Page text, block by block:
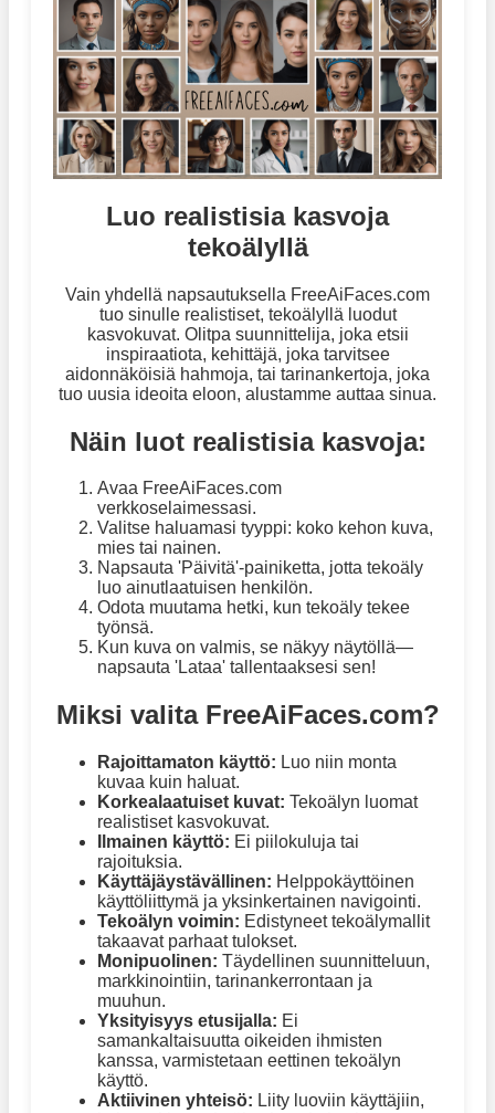
Luo realistisia kasvoja
tekoälyllä
Vain yhdellä napsautuksella FreeAiFaces.com
tuo sinulle realistiset, tekoälyllä luodut
kasvokuvat. Olitpa suunnittelija, joka etsii
inspiraatiota, kehittäjä, joka tarvitsee
aidonnäköisiä hahmoja, tai tarinankertoja, joka
tuo uusia ideoita eloon, alustamme auttaa sinua.
Näin luot realistisia kasvoja:
Avaa FreeAiFaces.com
verkkoselaimessasi.
Valitse haluamasi tyyppi: koko kehon kuva,
mies tai nainen.
Napsauta 'Päivitä'-painiketta, jotta tekoäly
luo ainutlaatuisen henkilön.
Odota muutama hetki, kun tekoäly tekee
työnsä.
Kun kuva on valmis, se näkyy näytöllä—
napsauta 'Lataa' tallentaaksesi sen!
Miksi valita FreeAiFaces.com?
Rajoittamaton käyttö: Luo niin monta
kuvaa kuin haluat.
Korkealaatuiset kuvat: Tekoälyn luomat
realistiset kasvokuvat.
Ilmainen käyttö: Ei piilokuluja tai
rajoituksia.
Käyttäjäystävällinen: Helppokäyttöinen
käyttöliittymä ja yksinkertainen navigointi.
Tekoälyn voimin: Edistyneet tekoälymallit
takaavat parhaat tulokset.
Monipuolinen: Täydellinen suunnitteluun,
markkinointiin, tarinankerrontaan ja
muuhun.
Yksityisyys etusijalla: Ei
samankaltaisuutta oikeiden ihmisten
kanssa, varmistetaan eettinen tekoälyn
käyttö.
Aktiivinen yhteisö: Liity luoviin käyttäjiin,